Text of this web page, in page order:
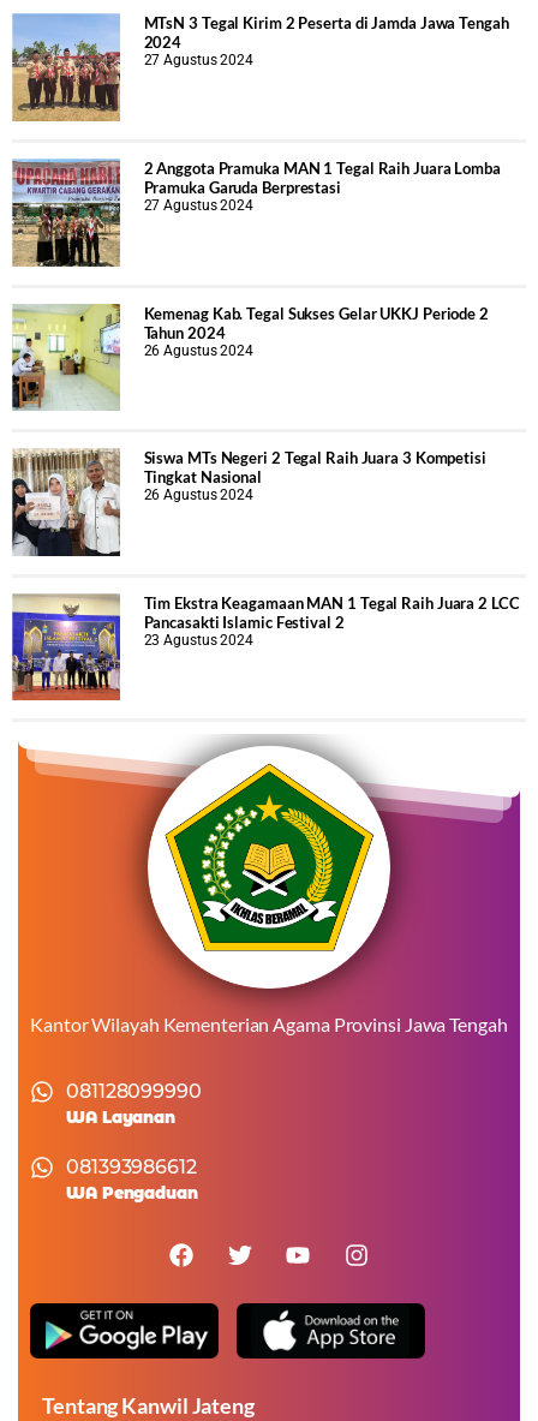
MTsN 3 Tegal Kirim 2 Peserta di Jamda Jawa Tengah
2024
27 Agustus 2024
2 Anggota Pramuka MAN 1 Tegal Raih Juara Lomba
Pramuka Garuda Berprestasi
27 Agustus 2024
Kemenag Kab. Tegal Sukses Gelar UKKJ Periode 2
Tahun 2024
26 Agustus 2024
Siswa MTs Negeri 2 Tegal Raih Juara 3 Kompetisi
Tingkat Nasional
26 Agustus 2024
Tim Ekstra Keagamaan MAN 1 Tegal Raih Juara 2 LCC
Pancasakti Islamic Festival 2
23 Agustus 2024
Kantor Wilayah Kementerian Agama Provinsi Jawa Tengah
081128099990
WA Layanan
081393986612
WA Pengaduan
Tentang Kanwil Jateng